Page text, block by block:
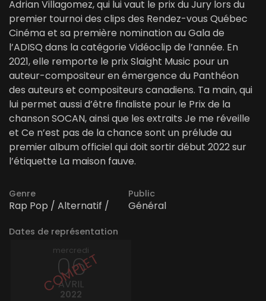
Adrian Villagomez, qui lui vaut le prix du Jury lors du
premier tournoi des clips des Rendez-vous Québec
Cinéma et sa première nomination au Gala de
l’ADISQ dans la catégorie Vidéoclip de l’année. En
2021, elle remporte le prix Slaight Music pour un
auteur-compositeur en émergence du Panthéon
des auteurs et compositeurs canadiens. Ta main, qui
lui permet aussi d’être finaliste pour le Prix de la
chanson SOCAN, ainsi que les extraits Je me réveille
et Ce n’est pas de la chance sont un prélude au
premier album officiel qui doit sortir début 2022 sur
l’étiquette La maison fauve.
Genre
Rap Pop / Alternatif /
Public
Général
Dates de représentation
mercredi
06
AVRIL
2022